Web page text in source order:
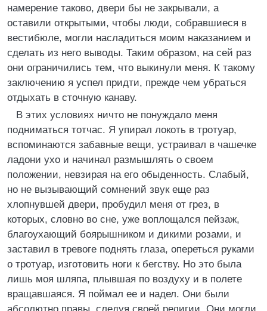
намерение таково, двери бы не закрывали, а
оставили открытыми, чтобы люди, собравшиеся в
вестибюле, могли насладиться моим наказанием и
сделать из него выводы. Таким образом, на сей раз
они ограничились тем, что выкинули меня. К такому
заключению я успел придти, прежде чем убраться
отдыхать в сточную канаву.
В этих условиях ничто не понуждало меня
подниматься тотчас. Я упирал локоть в тротуар,
вспоминаются забавные вещи, устраивал в чашечке
ладони ухо и начинал размышлять о своем
положении, невзирая на его обыденность. Слабый,
но не вызывающий сомнений звук еще раз
хлопнувшей двери, пробудил меня от грез, в
которых, словно во сне, уже воплощался пейзаж,
благоухающий боярышником и дикими розами, и
заставил в тревоге поднять глаза, опереться руками
о тротуар, изготовить ноги к бегству. Но это была
лишь моя шляпа, плывшая по воздуху и в полете
вращавшаяся. Я поймал ее и надел. Они были